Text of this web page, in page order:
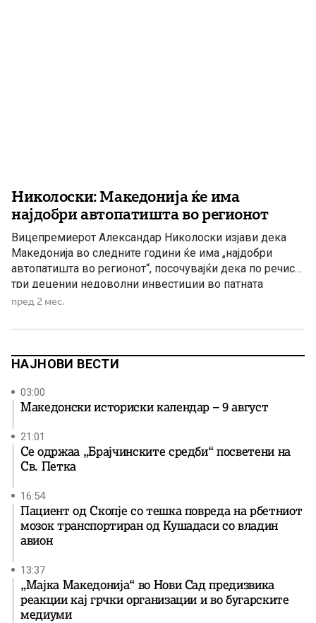
Николоски: Македонија ќе има
најдобри автопатишта во регионот
Вицепремиерот Александар Николоски изјави дека
Македонија во следните години ќе има „најдобри
автопатишта во регионот“, посочувајќи дека по речиси
три децении недоволни инвестиции во патната
инфраструктура, Владата работи на повеќе големи
автопатишта, би рекол, најдобри во регионот во
истакна Николоски во поткастот […]
пред 2 мес.
НАЈНОВИ ВЕСТИ
03:00
Македонски историски календар – 9 август
21:01
Се одржаа „Брајчинските средби“ посветени на
Св. Петка
16:54
Пациент од Скопје со тешка повреда на рбетниот
мозок транспортиран од Кушадаси со владин
авион
13:37
„Мајка Македонија“ во Нови Сад предизвика
реакции кај грчки организации и во бугарските
медиуми